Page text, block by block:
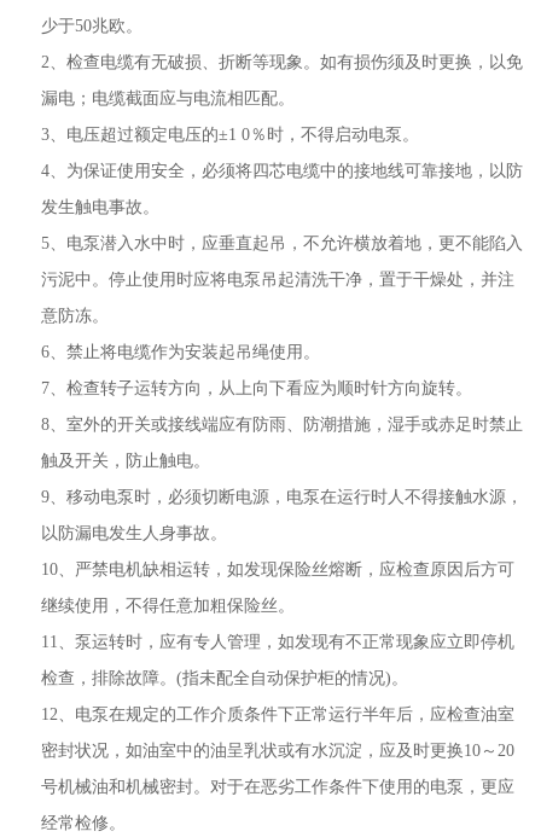
少于50兆欧。
2、检查电缆有无破损、折断等现象。如有损伤须及时更换，以免
漏电；电缆截面应与电流相匹配。
3、电压超过额定电压的±1 0％时，不得启动电泵。
4、为保证使用安全，必须将四芯电缆中的接地线可靠接地，以防
发生触电事故。
5、电泵潜入水中时，应垂直起吊，不允许横放着地，更不能陷入
污泥中。停止使用时应将电泵吊起清洗干净，置于干燥处，并注
意防冻。
6、禁止将电缆作为安装起吊绳使用。
7、检查转子运转方向，从上向下看应为顺时针方向旋转。
8、室外的开关或接线端应有防雨、防潮措施，湿手或赤足时禁止
触及开关，防止触电。
9、移动电泵时，必须切断电源，电泵在运行时人不得接触水源，
以防漏电发生人身事故。
10、严禁电机缺相运转，如发现保险丝熔断，应检查原因后方可
继续使用，不得任意加粗保险丝。
11、泵运转时，应有专人管理，如发现有不正常现象应立即停机
检查，排除故障。(指未配全自动保护柜的情况)。
12、电泵在规定的工作介质条件下正常运行半年后，应检查油室
密封状况，如油室中的油呈乳状或有水沉淀，应及时更换10～20
号机械油和机械密封。对于在恶劣工作条件下使用的电泵，更应
经常检修。